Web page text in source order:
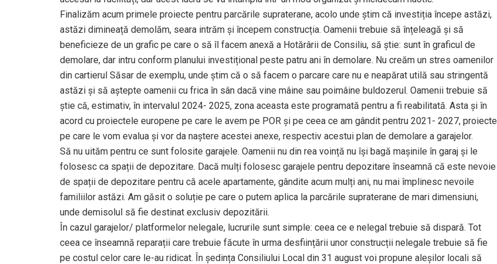
Finalizăm acum primele proiecte pentru parcările supraterane, acolo unde știm că investiția începe astăzi,
astăzi dimineață demolăm, seara intrăm și începem construcția. Oamenii trebuie să înțeleagă și să
beneficieze de un grafic pe care o să îl facem anexă a Hotărârii de Consiliu, să știe: sunt în graficul de
demolare, dar intru conform planului investițional peste patru ani în demolare. Nu creăm un stres oamenilor
din cartierul Săsar de exemplu, unde știm că o să facem o parcare care nu e neapărat utilă sau stringentă
astăzi și să aștepte oamenii cu frica în sân dacă vine mâine sau poimâine buldozerul. Oamenii trebuie să
știe că, estimativ, în intervalul 2024- 2025, zona aceasta este programată pentru a fi reabilitată. Asta și în
acord cu proiectele europene pe care le avem pe POR și pe ceea ce am gândit pentru 2021- 2027, proiecte
pe care le vom evalua și vor da naștere acestei anexe, respectiv acestui plan de demolare a garajelor.
Să nu uităm pentru ce sunt folosite garajele. Oamenii nu din rea voință nu își bagă mașinile în garaj și le
folosesc ca spații de depozitare. Dacă mulți folosesc garajele pentru depozitare înseamnă că este nevoie
de spații de depozitare pentru că acele apartamente, gândite acum mulți ani, nu mai împlinesc nevoile
familiilor astăzi. Am găsit o soluție pe care o putem aplica la parcările supraterane de mari dimensiuni,
unde demisolul să fie destinat exclusiv depozitării.
În cazul garajelor/ platformelor nelegale, lucrurile sunt simple: ceea ce e nelegal trebuie să dispară. Tot
ceea ce înseamnă reparații care trebuie făcute în urma desființării unor construcții nelegale trebuie să fie
pe costul celor care le-au ridicat. În ședința Consiliului Local din 31 august voi propune aleșilor locali să